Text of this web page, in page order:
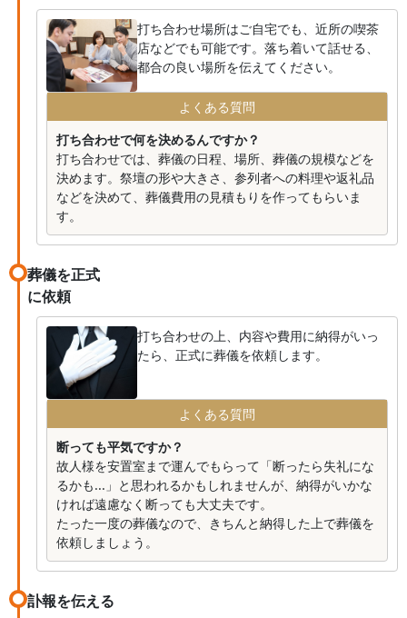
打ち合わせ場所はご自宅でも、近所の喫茶
店などでも可能です。落ち着いて話せる、
都合の良い場所を伝えてください。
よくある質問
打ち合わせで何を決めるんですか？
打ち合わせでは、葬儀の日程、場所、葬儀の規模などを
決めます。祭壇の形や大きさ、参列者への料理や返礼品
などを決めて、葬儀費用の見積もりを作ってもらいま
す。
葬儀を正式
に依頼
打ち合わせの上、内容や費用に納得がいっ
たら、正式に葬儀を依頼します。
よくある質問
断っても平気ですか？
故人様を安置室まで運んでもらって「断ったら失礼にな
るかも...」と思われるかもしれませんが、納得がいかな
ければ遠慮なく断っても大丈夫です。
たった一度の葬儀なので、きちんと納得した上で葬儀を
依頼しましょう。
訃報を伝える